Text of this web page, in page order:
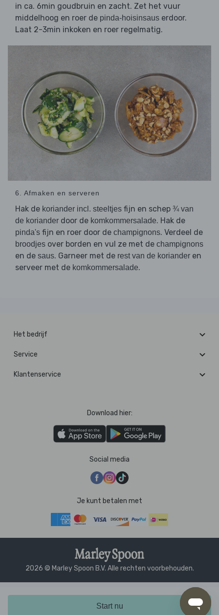
Start nu
in ca. 6min goudbruin en zacht. Zet het vuur
middelhoog en roer de pinda-hoisinsaus erdoor.
Laat 2-3min inkoken en roer regelmatig.
6. Afmaken en serveren
Hak de koriander incl. steeltjes fijn en schep ¾ van
de koriander door de komkommersalade. Hak de
pinda's fijn en roer door de champignons. Verdeel de
broodjes over borden en vul ze met de champignons
en de saus. Garneer met de rest van de koriander en
serveer met de komkommersalade.
Het bedrijf
Service
Klantenservice
Download hier:
Social media
Je kunt betalen met
2026 © Marley Spoon B.V. Alle rechten voorbehouden.